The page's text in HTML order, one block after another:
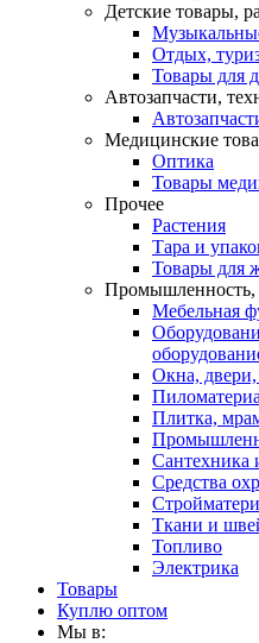
Детские товары,
Отдых,
Товары для
Автозапчасти,
Медицинские
Оптика
Товары
Прочее
Растения
Тара и
Товары для
Промышленность,
Мебельная
Окна,
Плитка,
Сантехника
Средства
Ткани и
Топливо
Электрика
Товары
Куплю оптом
Мы в: